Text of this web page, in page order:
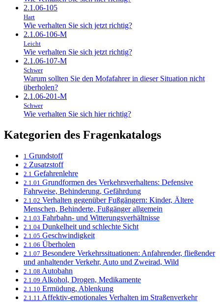
2.1.06-105
Hart
Wie verhalten Sie sich jetzt richtig?
2.1.06-106-M
Leicht
Wie verhalten Sie sich jetzt richtig?
2.1.06-107-M
Schwer
Warum sollten Sie den Mofafahrer in dieser Situation nicht
überholen?
2.1.06-201-M
Schwer
Wie verhalten Sie sich hier richtig?
Kategorien des Fragenkatalogs
1 Grundstoff
2 Zusatzstoff
2.1 Gefahrenlehre
2.1.01 Grundformen des Verkehrsverhaltens: Defensive
Fahrweise, Behinderung, Gefährdung
2.1.02 Verhalten gegenüber Fußgängern: Kinder, Ältere
Menschen, Behinderte, Fußgänger allgemein
2.1.03 Fahrbahn- und Witterungsverhältnisse
2.1.04 Dunkelheit und schlechte Sicht
2.1.05 Geschwindigkeit
2.1.06 Überholen
2.1.07 Besondere Verkehrssituationen: Anfahrender, fließender
und anhaltender Verkehr, Auto und Zweirad, Wild
2.1.08 Autobahn
2.1.09 Alkohol, Drogen, Medikamente
2.1.10 Ermüdung, Ablenkung
2.1.11 Affektiv-emotionales Verhalten im Straßenverkehr